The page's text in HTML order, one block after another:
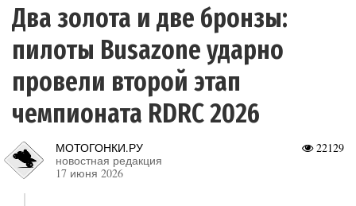
Два золота и две бронзы:
пилоты Busazone ударно
провели второй этап
чемпионата RDRC 2026
22129
МОТОГОНКИ.РУ
новостная редакция
17 июня 2026